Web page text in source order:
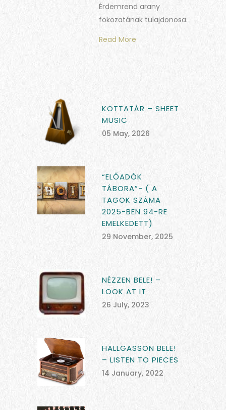
Érdemrend arany
fokozatának tulajdonosa.
Read More
KOTTATÁR – SHEET
MUSIC
05 May, 2026
“ELŐADÓK
TÁBORA”- ( A
TAGOK SZÁMA
2025-BEN 94-RE
EMELKEDETT)
29 November, 2025
NÉZZEN BELE! –
LOOK AT IT
26 July, 2023
HALLGASSON BELE!
– LISTEN TO PIECES
14 January, 2022